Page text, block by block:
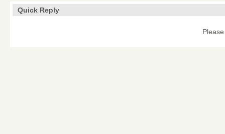
Quick Reply